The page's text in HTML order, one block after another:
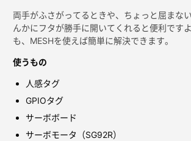
両手がふさがってるときや、ちょっと屈まな
んかにフタが勝手に開いてくれると便利です
も、MESHを使えば簡単に解決できます。
使うもの
人感タグ
GPIOタグ
サーボボード
サーボモータ（SG92R）